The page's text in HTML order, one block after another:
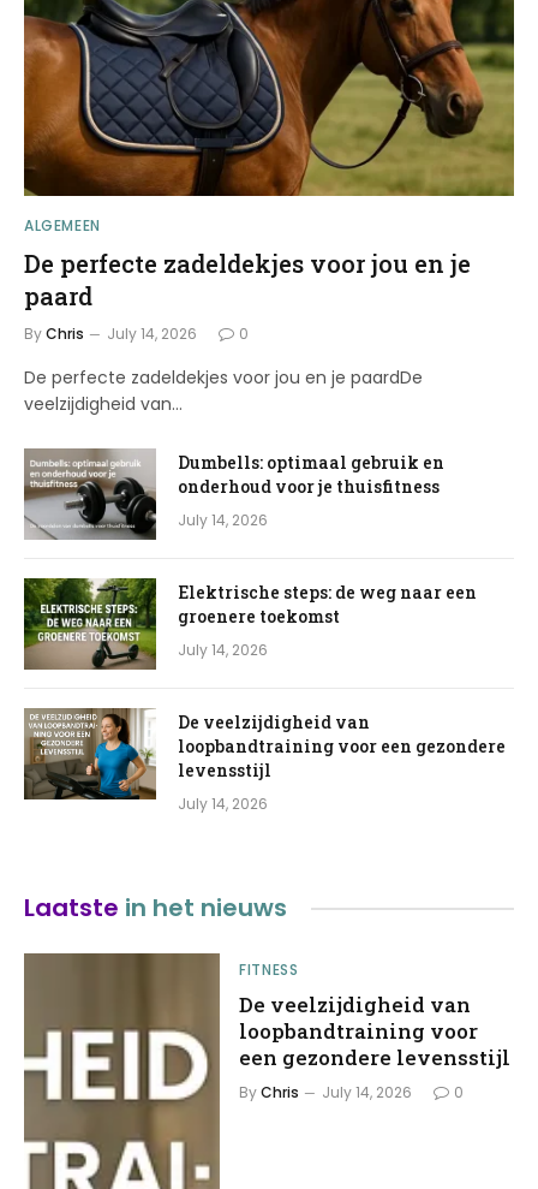
ALGEMEEN
De perfecte zadeldekjes voor jou en je
paard
ByChris July 14, 2026 0
De perfecte zadeldekjes voor jou en je paardDe
veelzijdigheid van…
Dumbells: optimaal gebruik en
onderhoud voor je thuisfitness
July 14, 2026
Elektrische steps: de weg naar een
groenere toekomst
July 14, 2026
De veelzijdigheid van
loopbandtraining voor een gezondere
levensstijl
July 14, 2026
Laatste in het nieuws
FITNESS
De veelzijdigheid van
loopbandtraining voor
een gezondere levensstijl
ByChris July 14, 2026 0